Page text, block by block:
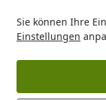
Sie können Ihre
Einstellungen
m²